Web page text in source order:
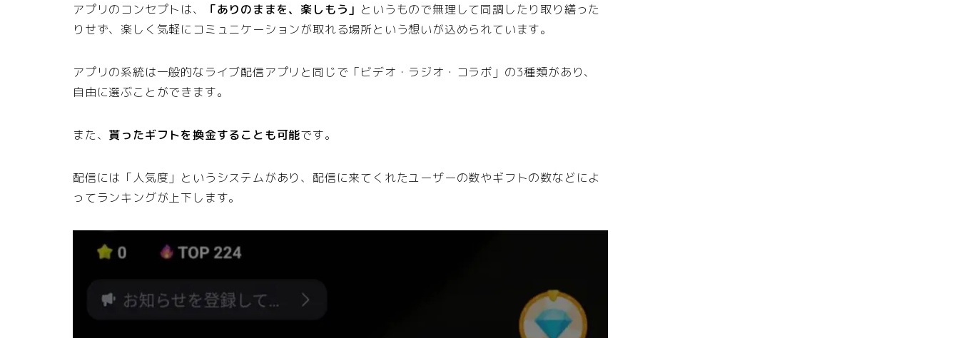
アプリのコンセプトは、 「ありのままを、楽しもう」 というもので無理して同調したり取り繕った
りせず、楽しく気軽にコミュニケーションが取れる場所という想いが込められています。
アプリの系統は一般的なライブ配信アプリと同じで「ビデオ・ラジオ・コラボ」の3種類があり、
自由に選ぶことができます。
また、 貰ったギフトを換金することも可能です。
配信には「人気度」というシステムがあり、配信に来てくれたユーザーの数やギフトの数などによ
ってランキングが上下します。